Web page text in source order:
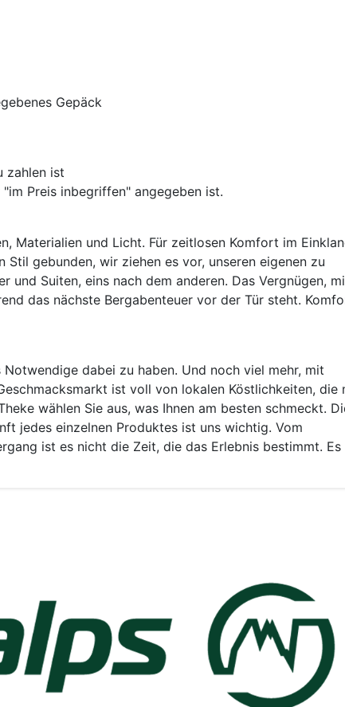
Gepäck
zahlen ist
Preis inbegriffen" angegeben ist.
Materialien und Licht. Für zeitlosen Komfort im
Stil gebunden, wir ziehen es vor, unseren eigenen zu
und Suiten, eins nach dem anderen. Das Vergnügen,
das nächste Bergabenteuer vor der Tür steht.
Notwendige dabei zu haben. Und noch viel mehr, mit
ist voll von lokalen Köstlichkeiten, die
wählen Sie aus, was Ihnen am besten schmeckt.
jedes einzelnen Produktes ist uns wichtig. Vom
ist es nicht die Zeit, die das Erlebnis bestimmt. Es